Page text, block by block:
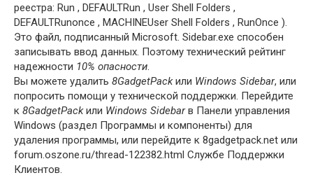
реестра: Run , DEFAULTRun , User Shell Folders ,
DEFAULTRunonce , MACHINEUser Shell Folders , RunOnce ).
Это файл, подписанный Microsoft. Sidebar.exe способен
записывать ввод данных. Поэтому технический рейтинг
надежности 10% опасности.
Вы можете удалить 8GadgetPackили Windows Sidebar, или
попросить помощи у технической поддержки. Перейдите
к 8GadgetPackили Windows Sidebarв Панели управления
Windows (раздел Программы и компоненты) для
удаления программы, или перейдите к 8gadgetpack.net или
forum.oszone.ru/thread-122382.html Службе Поддержки
Клиентов.